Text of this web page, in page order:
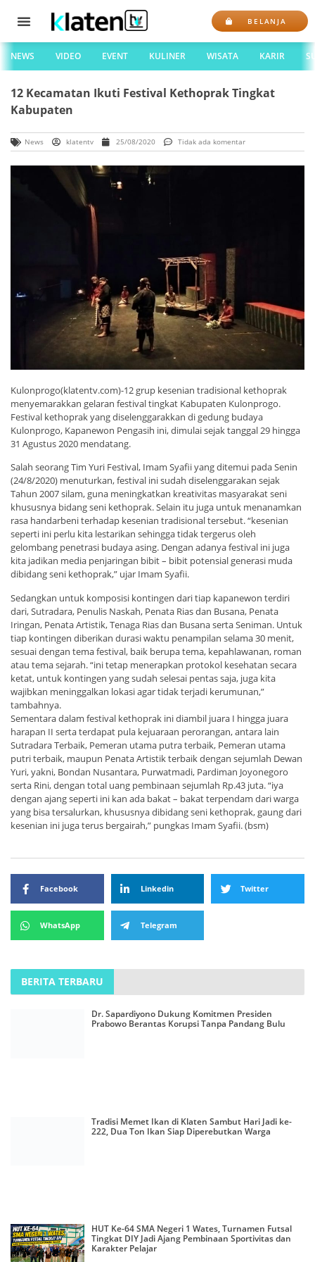
BELANJA
NEWS VIDEO EVENT KULINER WISATA KARIR
12 Kecamatan Ikuti Festival Kethoprak Tingkat
Kabupaten
News klatentv 25/08/2020 Tidak ada komentar
Kulonprogo(klatentv.com)-12 grup kesenian tradisional kethoprak
menyemarakkan gelaran festival tingkat Kabupaten Kulonprogo.
Festival kethoprak yang diselenggarakkan di gedung budaya
Kulonprogo, Kapanewon Pengasih ini, dimulai sejak tanggal 29 hingga
31 Agustus 2020 mendatang.
Salah seorang Tim Yuri Festival, Imam Syafii yang ditemui pada Senin
(24/8/2020) menuturkan, festival ini sudah diselenggarakan sejak
Tahun 2007 silam, guna meningkatkan kreativitas masyarakat seni
khususnya bidang seni kethoprak. Selain itu juga untuk menanamkan
rasa handarbeni terhadap kesenian tradisional tersebut. “kesenian
seperti ini perlu kita lestarikan sehingga tidak tergerus oleh
gelombang penetrasi budaya asing. Dengan adanya festival ini juga
kita jadikan media penjaringan bibit – bibit potensial generasi muda
dibidang seni kethoprak,” ujar Imam Syafii.
Sedangkan untuk komposisi kontingen dari tiap kapanewon terdiri
dari, Sutradara, Penulis Naskah, Penata Rias dan Busana, Penata
Iringan, Penata Artistik, Tenaga Rias dan Busana serta Seniman. Untuk
tiap kontingen diberikan durasi waktu penampilan selama 30 menit,
sesuai dengan tema festival, baik berupa tema, kepahlawanan, roman
atau tema sejarah. “ini tetap menerapkan protokol kesehatan secara
ketat, untuk kontingen yang sudah selesai pentas saja, juga kita
wajibkan meninggalkan lokasi agar tidak terjadi kerumunan,”
tambahnya.
Sementara dalam festival kethoprak ini diambil juara I hingga juara
harapan II serta terdapat pula kejuaraan perorangan, antara lain
Sutradara Terbaik, Pemeran utama putra terbaik, Pemeran utama
putri terbaik, maupun Penata Artistik terbaik dengan sejumlah Dewan
Yuri, yakni, Bondan Nusantara, Purwatmadi, Pardiman Joyonegoro
serta Rini, dengan total uang pembinaan sejumlah Rp.43 juta. “iya
dengan ajang seperti ini kan ada bakat – bakat terpendam dari warga
yang bisa tersalurkan, khususnya dibidang seni kethoprak, gaung dari
kesenian ini juga terus bergairah,” pungkas Imam Syafii. (bsm)
Facebook Linkedin Twitter
WhatsApp Telegram
BERITA TERBARU
Dr. Sapardiyono Dukung Komitmen Presiden
Prabowo Berantas Korupsi Tanpa Pandang Bulu
Tradisi Memet Ikan di Klaten Sambut Hari Jadi ke-
222, Dua Ton Ikan Siap Diperebutkan Warga
HUT Ke-64 SMA Negeri 1 Wates, Turnamen Futsal
Tingkat DIY Jadi Ajang Pembinaan Sportivitas dan
Karakter Pelajar